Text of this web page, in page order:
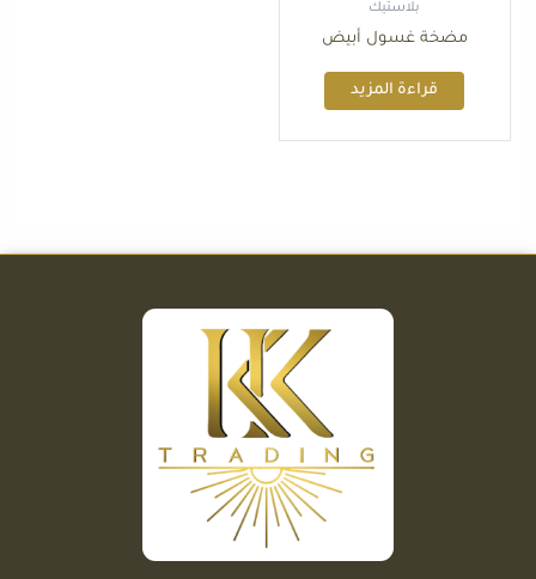
بلاستيك
مضخة غسول أبيض
قراءة المزيد